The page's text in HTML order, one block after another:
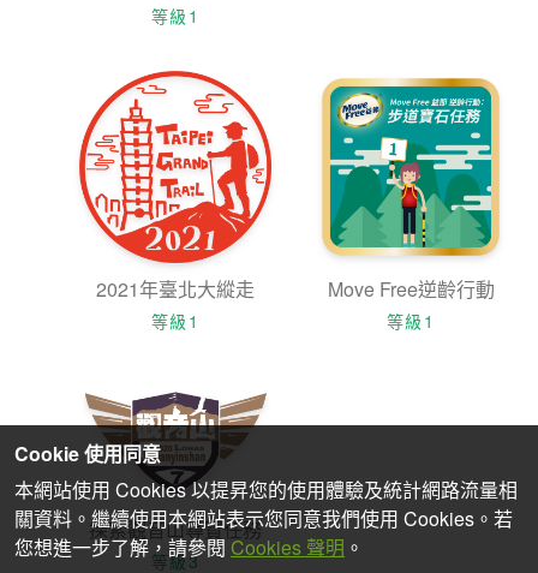
等級1
2021年臺北大縱走
等級1
Move Free逆齡行動
等級1
探索觀音山尋寶任務
等級3
Cookie 使用同意
本網站使用 Cookies 以提昇您的使用體驗及統計網路流量相
關資料。繼續使用本網站表示您同意我們使用 Cookies。若
您想進一步了解，請參閱Cookies 聲明 。